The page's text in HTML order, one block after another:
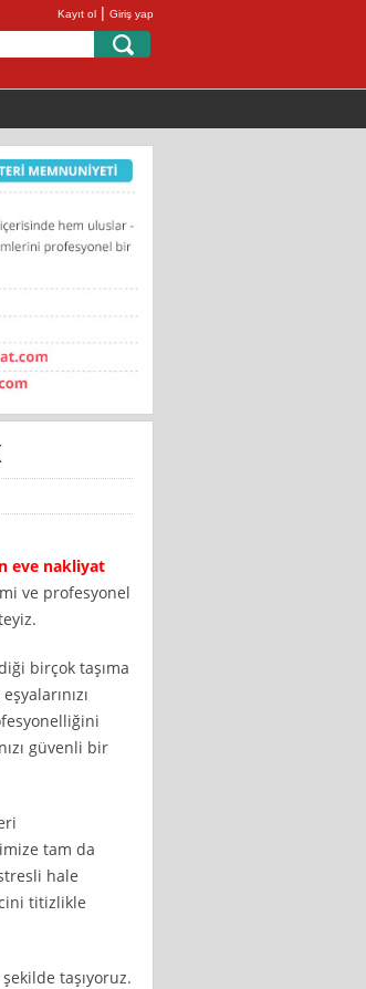
Kayıt ol | Giriş yap
eve nakliyat
ve profesyonel
birçok taşıma
güvenli bir
tam da
hale
titizlikle
taşıyoruz.